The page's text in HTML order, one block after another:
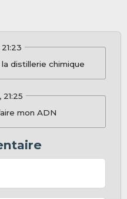
distillerie chimique
21:25
mon ADN